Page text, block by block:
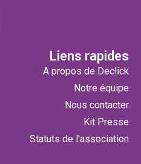
Liens rapides
A propos de Declick
Notre équipe
Nous contacter
Kit Presse
Statuts de l'association